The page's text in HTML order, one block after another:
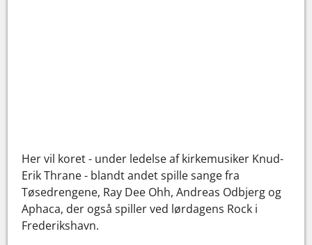
Her vil koret - under ledelse af kirkemusiker Knud-
Erik Thrane - blandt andet spille sange fra
Tøsedrengene, Ray Dee Ohh, Andreas Odbjerg og
Aphaca, der også spiller ved lørdagens Rock i
Frederikshavn.